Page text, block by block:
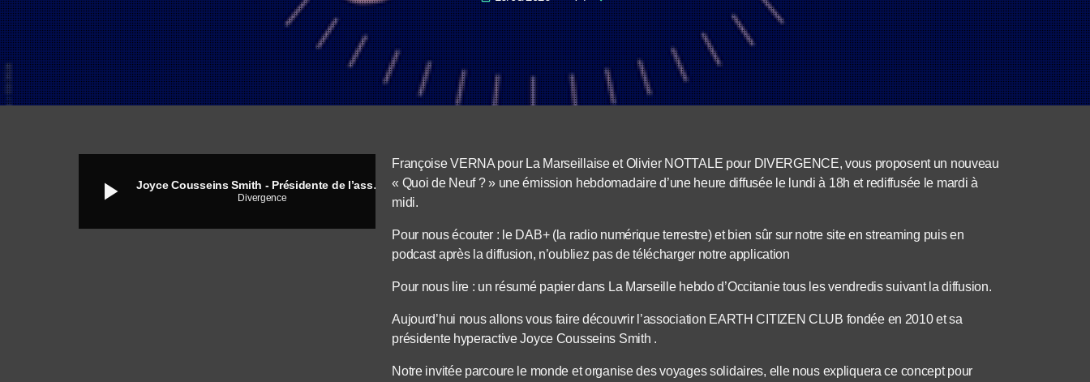
play_arrow Joyce Cousseins Smith - Présidente de l’association EARTH CITIZEN CLUB
Divergence
Françoise VERNA pour La Marseillaise et Olivier NOTTALE pour DIVERGENCE, vous proposent un nouveau
« Quoi de Neuf ? » une émission hebdomadaire d’une heure diffusée le lundi à 18h et rediffusée le mardi à
midi.
Pour nous écouter : le DAB+ (la radio numérique terrestre) et bien sûr sur notre site en streaming puis en
podcast après la diffusion, n’oubliez pas de télécharger notre application
Pour nous lire : un résumé papier dans La Marseille hebdo d’Occitanie tous les vendredis suivant la diffusion.
Aujourd’hui nous allons vous faire découvrir l’association EARTH CITIZEN CLUB fondée en 2010 et sa
présidente hyperactive Joyce Cousseins Smith .
Notre invitée parcoure le monde et organise des voyages solidaires, elle nous expliquera ce concept pour